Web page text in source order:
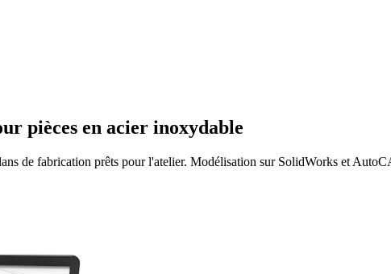
pièces en acier inoxydable
de fabrication prêts pour l'atelier. Modélisation sur SolidWorks et